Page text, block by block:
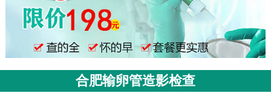
合肥输卵管造影检查